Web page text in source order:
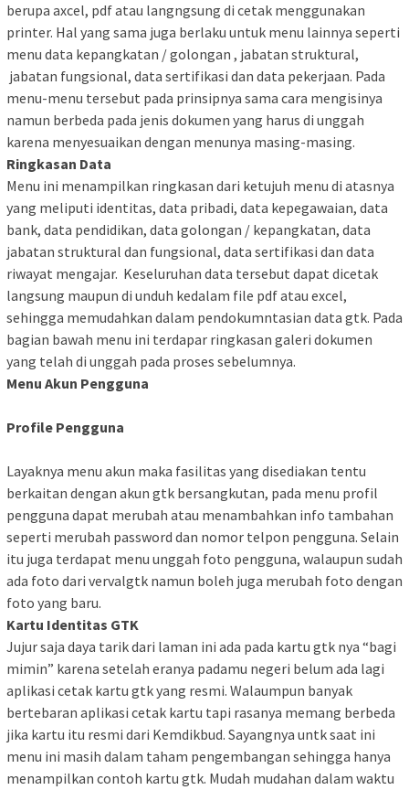
berupa axcel, pdf atau langngsung di cetak menggunakan
printer. Hal yang sama juga berlaku untuk menu lainnya seperti
menu data kepangkatan / golongan , jabatan struktural,
jabatan fungsional, data sertifikasi dan data pekerjaan. Pada
menu-menu tersebut pada prinsipnya sama cara mengisinya
namun berbeda pada jenis dokumen yang harus di unggah
karena menyesuaikan dengan menunya masing-masing.
Ringkasan Data
Menu ini menampilkan ringkasan dari ketujuh menu di atasnya
yang meliputi identitas, data pribadi, data kepegawaian, data
bank, data pendidikan, data golongan / kepangkatan, data
jabatan struktural dan fungsional, data sertifikasi dan data
riwayat mengajar. Keseluruhan data tersebut dapat dicetak
langsung maupun di unduh kedalam file pdf atau excel,
sehingga memudahkan dalam pendokumntasian data gtk. Pada
bagian bawah menu ini terdapar ringkasan galeri dokumen
yang telah di unggah pada proses sebelumnya.
Menu Akun Pengguna
Profile Pengguna
Layaknya menu akun maka fasilitas yang disediakan tentu
berkaitan dengan akun gtk bersangkutan, pada menu profil
pengguna dapat merubah atau menambahkan info tambahan
seperti merubah password dan nomor telpon pengguna. Selain
itu juga terdapat menu unggah foto pengguna, walaupun sudah
ada foto dari vervalgtk namun boleh juga merubah foto dengan
foto yang baru.
Kartu Identitas GTK
Jujur saja daya tarik dari laman ini ada pada kartu gtk nya “bagi
mimin” karena setelah eranya padamu negeri belum ada lagi
aplikasi cetak kartu gtk yang resmi. Walaumpun banyak
bertebaran aplikasi cetak kartu tapi rasanya memang berbeda
jika kartu itu resmi dari Kemdikbud. Sayangnya untk saat ini
menu ini masih dalam taham pengembangan sehingga hanya
menampilkan contoh kartu gtk. Mudah mudahan dalam waktu